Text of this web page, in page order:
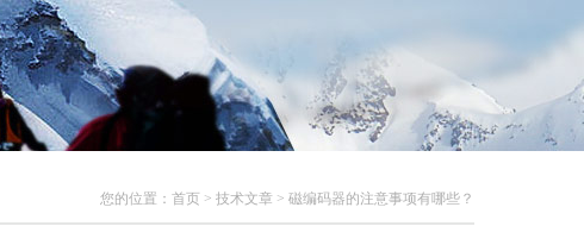
您的位置： 首页 > 技术文章 > 磁编码器的注意事项有哪些？